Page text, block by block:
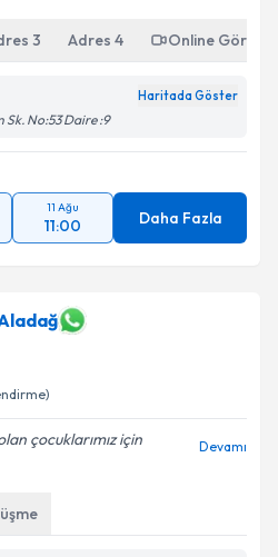
3 Adres 4 Online
Haritada Göster
Sk. No:53 Daire :9
11 Ağu
11:00 Daha Fazla
çocuklarımız için
Devamı